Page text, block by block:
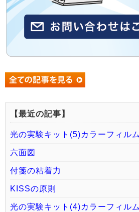
【最近の記事】
光の実験キット(5)カラーフィル
六面図
付箋の粘着力
KISSの原則
光の実験キット(4)カラーフィルム